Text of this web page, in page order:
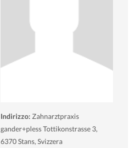
Indirizzo: Zahnarztpraxis
gander+pless Tottikonstrasse 3,
6370Stans, Svizzera